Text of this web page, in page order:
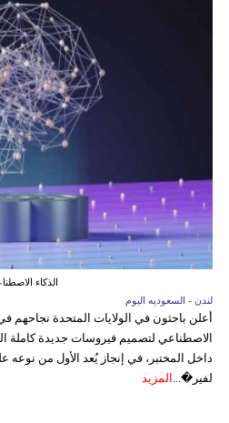
الذكاء
لندن - السعوديه اليوم
أعلن باحثون في الولايات المتحدة نجاحهم
الاصطناعي لتصميم فيروسات جديدة كاملة
داخل المختبر، في إنجاز يُعد الأول من
لفير�...
المزيد